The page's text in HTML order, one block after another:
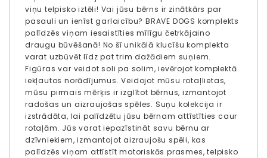
viņu telpisko iztēli! Vai jūsu bērns ir zinātkārs par
pasauli un ienīst garlaicību? BRAVE DOGS komplekts
palīdzēs viņam iesaistīties mīlīgu četrkājaino
draugu būvēšanā! No šī unikālā klucīšu komplekta
varat uzbūvēt līdz pat trim dažādiem suņiem.
Figūras var veidot soli pa solim, ievērojot komplektā
iekļautos norādījumus. Veidojot mūsu rotaļlietas,
mūsu pirmais mērķis ir izglītot bērnus, izmantojot
radošas un aizraujošas spēles. Suņu kolekcija ir
izstrādāta, lai palīdzētu jūsu bērnam attīstīties caur
rotaļām. Jūs varat iepazīstināt savu bērnu ar
dzīvniekiem, izmantojot aizraujošu spēli, kas
palīdzēs viņam attīstīt motoriskās prasmes, telpisko